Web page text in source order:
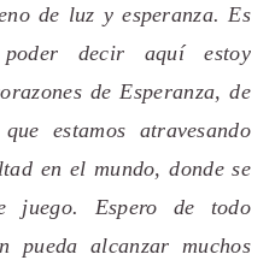
de luz y esperanza. Es
decir aquí estoy
de Esperanza, de
estamos atravesando
en el mundo, donde se
juego. Espero de todo
pueda alcanzar muchos